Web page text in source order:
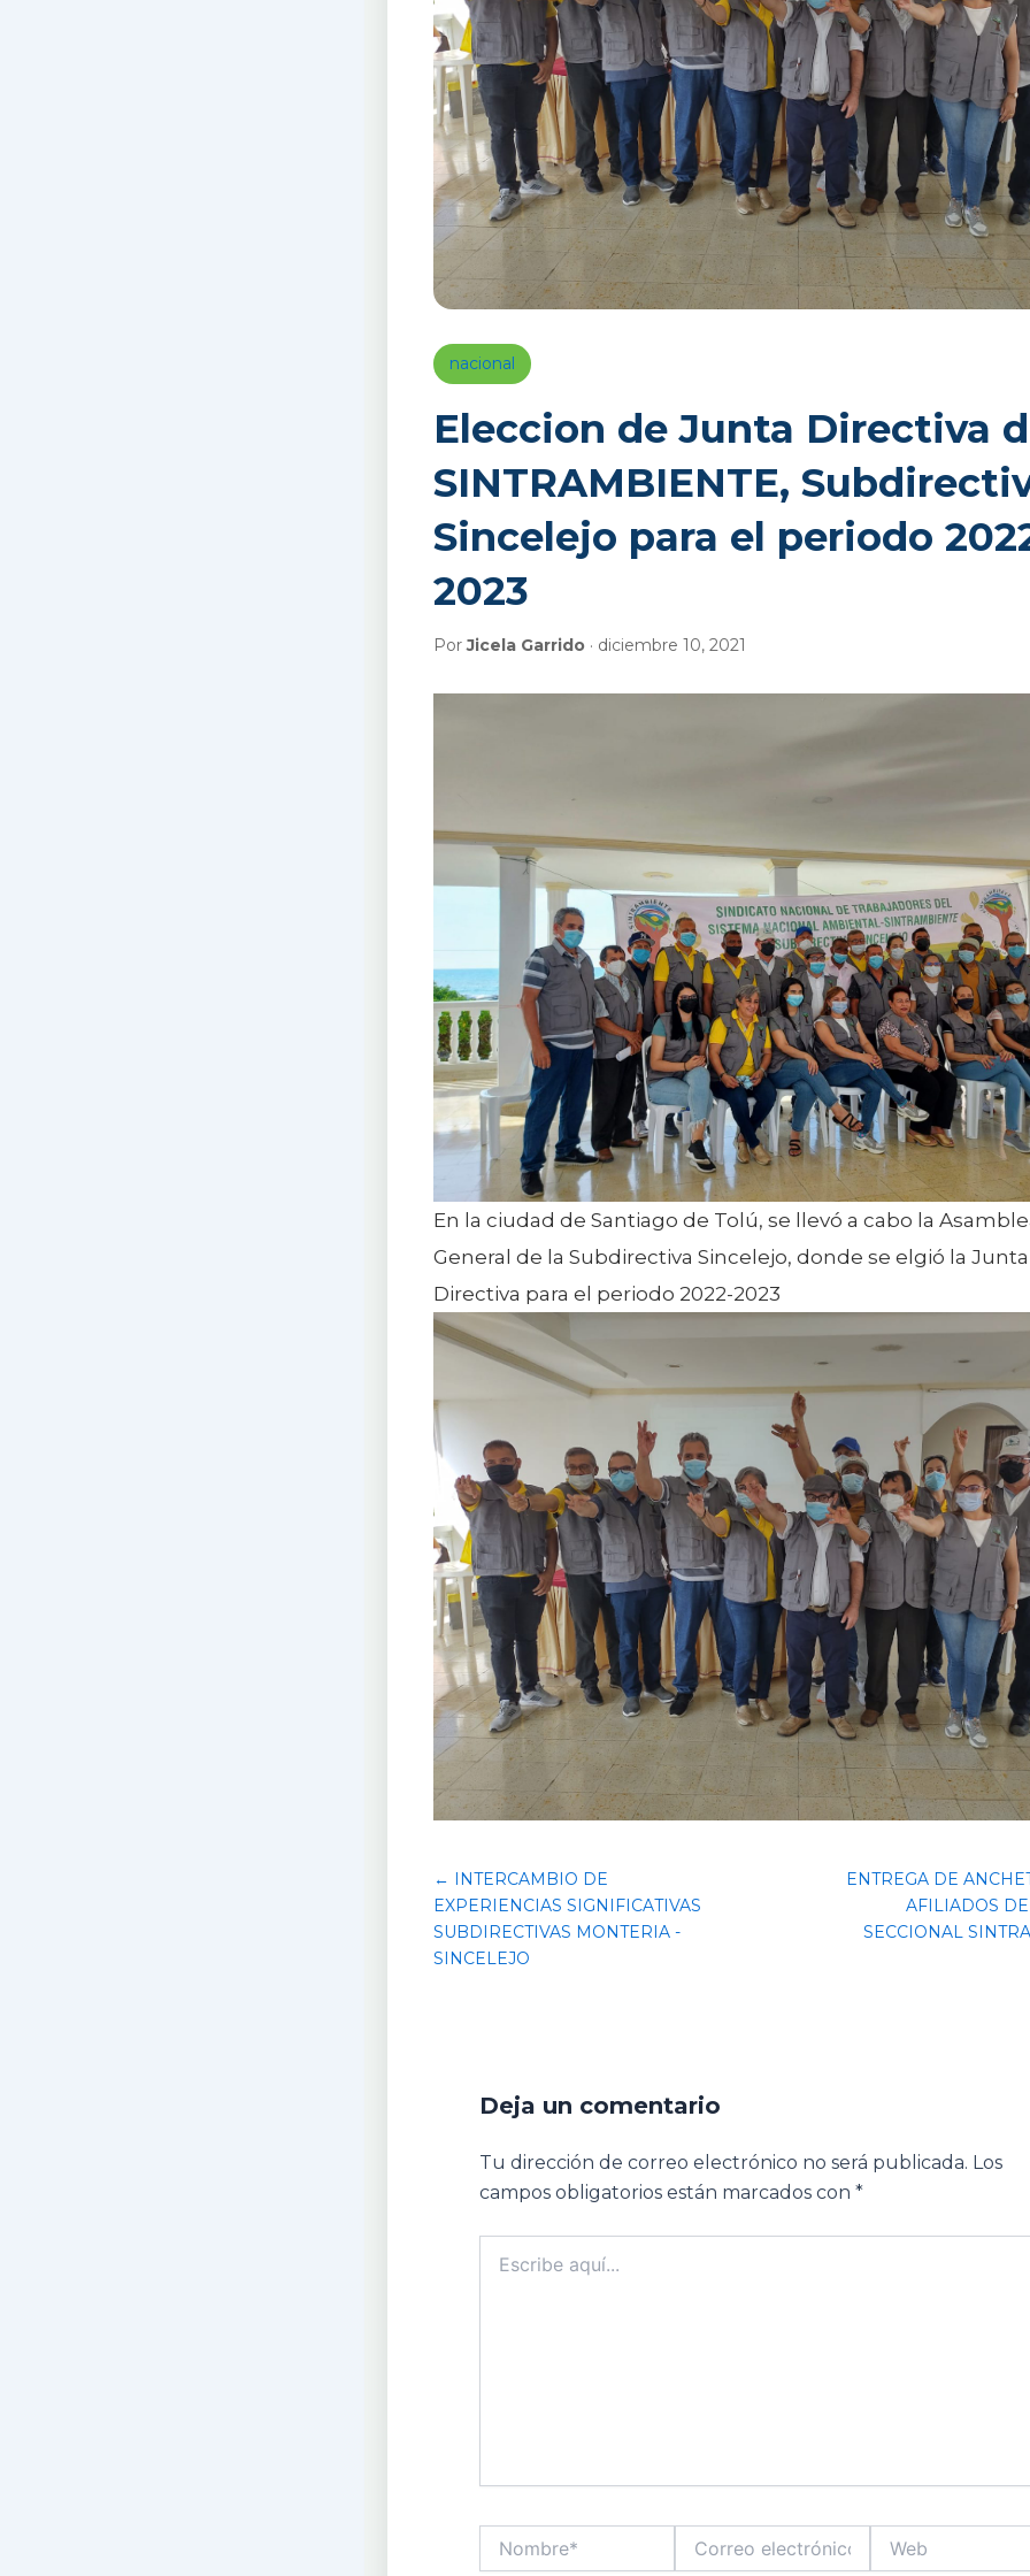
nacional
Eleccion de Junta Directiva
SINTRAMBIENTE,
Sincelejo para el periodo
2023
PorJicela Garrido · diciembre 10, 2021
En la ciudad de Santiago de Tolú, se llevó a cabo la
General de la Subdirectiva Sincelejo, donde se elgió la Junta
Directiva para el periodo 2022-2023
← INTERCAMBIO DE
EXPERIENCIAS SIGNIFICATIVAS
SUBDIRECTIVAS MONTERIA -
SINCELEJO
ENTREGA DE
AFILIADOS
SECCIONAL
Deja un comentario
Tu dirección de correo electrónico no será publicada. Los
campos obligatorios están marcados con *
aquí...
electrónico*